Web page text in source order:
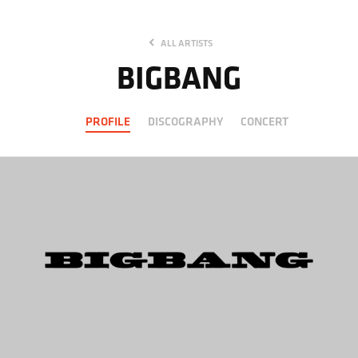
ALL ARTISTS
BIGBANG
PROFILE DISCOGRAPHY CONCERT